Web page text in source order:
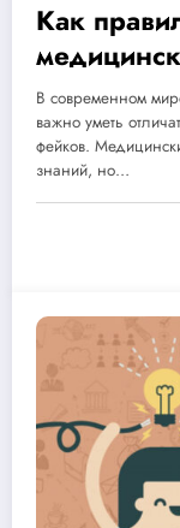
Как
фейковой
В современном
важно уметь
фейков.
знаний, но…